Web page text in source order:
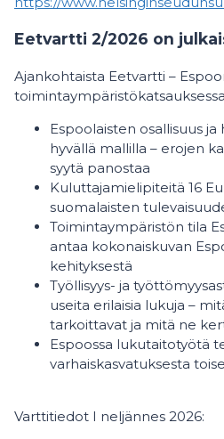
Eetvartti 2/2026 on
Ajankohtaista Eetvartti –
Espoolaisten osallisuus ja
hyvällä mallilla – erojen
syytä panostaa
Kuluttajamielipiteitä 16
suomalaisten
Toimintaympäristön tila
antaa kokonaiskuvan
kehityksestä
Työllisyys- ja
useita erilaisia lukuja –
tarkoittavat ja mitä ne
Espoossa lukutaitotyötä
varhaiskasvatuksesta
Varttitiedot I neljännes 2026: